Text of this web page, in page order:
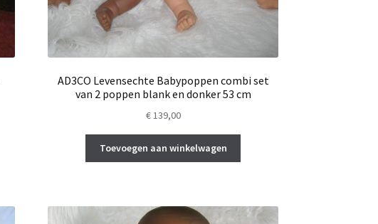
AD3CO Levensechte Babypoppen combi set
van 2 poppen blank en donker 53 cm
€139,00
Toevoegen aan winkelwagen